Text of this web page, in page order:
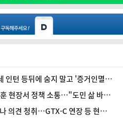
턴 등뒤에 숨지 말고 '증거인멸'
현장서 정책 소통…"도민 삶 바꾸
의견 청취…GTX-C 연장 등 현안